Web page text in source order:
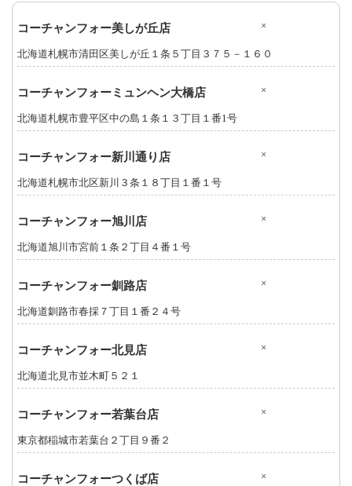
コーチャンフォー美しが丘店 ×
北海道札幌市清田区美しが丘１条５丁目３７５－１６０
コーチャンフォーミュンヘン大橋店 ×
北海道札幌市豊平区中の島１条１３丁目１番1号
コーチャンフォー新川通り店 ×
北海道札幌市北区新川３条１８丁目１番１号
コーチャンフォー旭川店 ×
北海道旭川市宮前１条２丁目４番１号
コーチャンフォー釧路店 ×
北海道釧路市春採７丁目１番２４号
コーチャンフォー北見店 ×
北海道北見市並木町５２１
コーチャンフォー若葉台店 ×
東京都稲城市若葉台２丁目９番２
コーチャンフォーつくば店 ×